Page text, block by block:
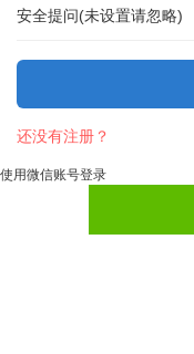
安全提问(未设置请忽略)
还没有注册？
使用微信账号登录